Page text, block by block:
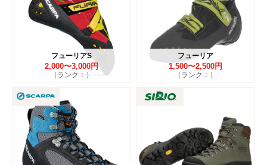
フューリアS
2,000〜3,000円
（ランク：）
フューリア
1,500〜2,500円
（ランク：）